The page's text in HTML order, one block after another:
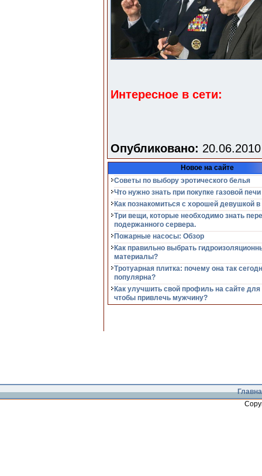
Интересное в сети:
Опубликовано:
Новое на сайте
Советы по выбору эротического белья
Что нужно знать при покупке газовой печи
Как познакомиться с хорошей девушкой в
Три вещи, которые необходимо знать
подержанного сервера.
Пожарные насосы: Обзор
Как правильно выбрать
материалы?
Тротуарная плитка: почему она так
популярна?
Как улучшить свой профиль на сайте для
чтобы привлечь мужчину?